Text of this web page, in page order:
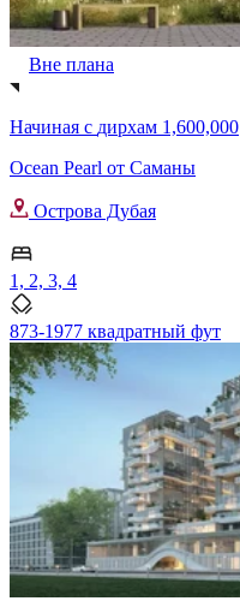
Вне плана
Начиная с дирхам 1,600,000
Ocean Pearl от Саманы
Острова Дубая
1, 2, 3, 4
873-1977 квадратный фут